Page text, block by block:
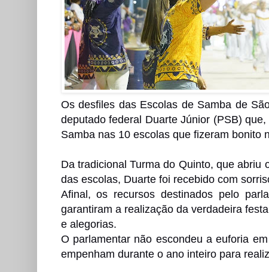
Os desfiles das Escolas de Samba de
deputado federal Duarte Júnior (PSB)
Samba nas 10 escolas que fizeram bonito
Da tradicional Turma do Quinto, que
das escolas, Duarte foi recebido com
Afinal, os recursos destinados pelo
garantiram a realização da verdadeira
e alegorias.
O parlamentar não escondeu a euforia
empenham durante o ano inteiro para